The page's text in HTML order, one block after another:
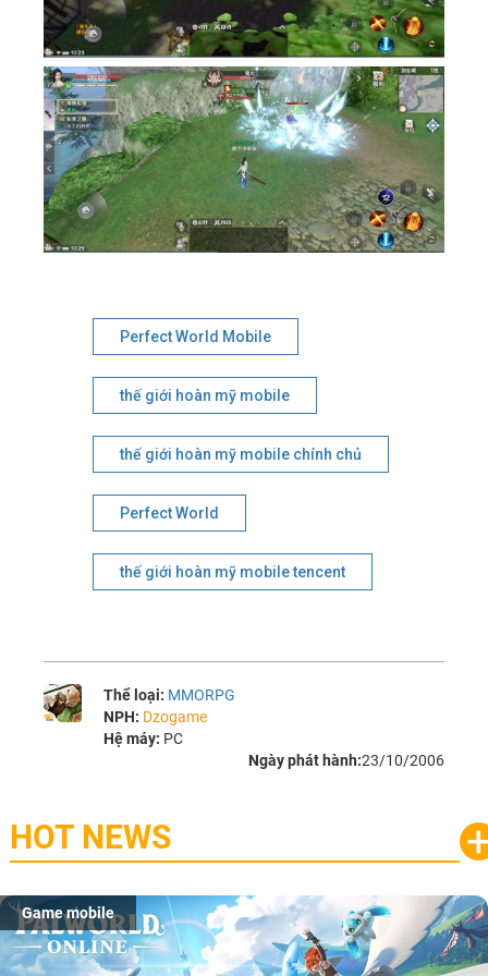
Perfect World Mobile
thế giới hoàn mỹ mobile
thế giới hoàn mỹ mobile chính chủ
Perfect World
thế giới hoàn mỹ mobile tencent
Thể loại: MMORPG
NPH: Dzogame
Hệ máy: PC
Ngày phát hành:23/10/2006
HOT NEWS
Game mobile